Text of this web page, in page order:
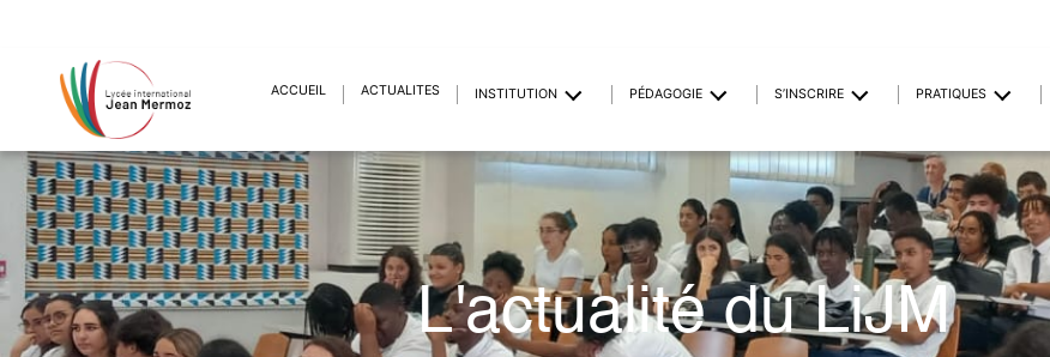
ACCUEIL ACTUALITÉS INSTITUTION PÉDAGOGIE S’INSCRIRE PRATIQUES
L'actualité du LiJM